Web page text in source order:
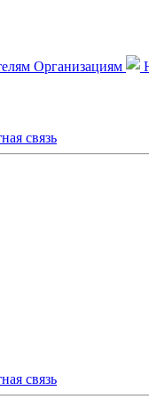
Организациям
связь
связь